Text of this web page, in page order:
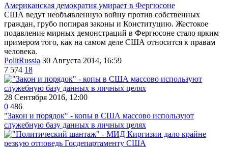
Американская демократия умирает в Фергюсоне
США ведут необъявленную войну против собственных
граждан, грубо попирая законы и Конституцию. Жестокое
подавление мирных демонстраций в Фергюсоне стало ярким
примером того, как на самом деле США относится к правам
человека.
PolitRussia 30 Августа 2014, 16:59
7 574 18
28 Сентября 2016, 12:00
0 486
"Закон и порядок" - копы в США массово используют
служебную базу данных в личных целях